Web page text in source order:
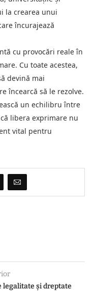
la crearea unui
încurajează
cu provocări reale în
Cu toate acestea,
devină mai
încearcă să le rezolve.
un echilibru între
libera exprimare nu
vital pentru
și dreptate